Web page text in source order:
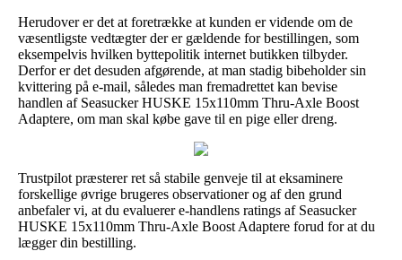
Herudover er det at foretrække at kunden er vidende om de
væsentligste vedtægter der er gældende for bestillingen, som
eksempelvis hvilken byttepolitik internet butikken tilbyder.
Derfor er det desuden afgørende, at man stadig bibeholder sin
kvittering på e-mail, således man fremadrettet kan bevise
handlen af Seasucker HUSKE 15x110mm Thru-Axle Boost
Adaptere, om man skal købe gave til en pige eller dreng.
Trustpilot præsterer ret så stabile genveje til at eksaminere
forskellige øvrige brugeres observationer og af den grund
anbefaler vi, at du evaluerer e-handlens ratings af Seasucker
HUSKE 15x110mm Thru-Axle Boost Adaptere forud for at du
lægger din bestilling.